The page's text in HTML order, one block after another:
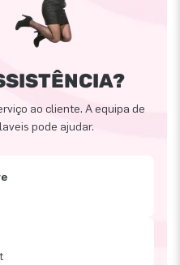
ao cliente. A equipa de
pode ajudar.